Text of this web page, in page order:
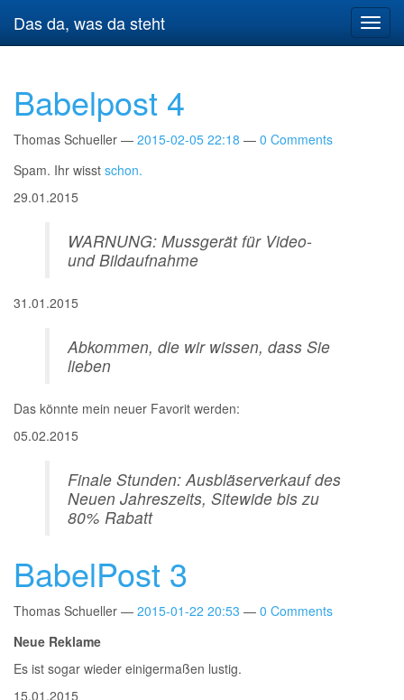
zum
Hauptinhalt
Das da, was da steht
Babelpost 4
Thomas Schueller 2015-02-05 22:18
0 Comments
Spam. Ihr wisst schon.
29.01.2015
WARNUNG: Mussgerät für Video-
und Bildaufnahme
31.01.2015
Abkommen, die wir wissen, dass Sie
lieben
Das könnte mein neuer Favorit werden:
05.02.2015
Finale Stunden: Ausbläserverkauf des
Neuen Jahreszeits, Sitewide bis zu
80% Rabatt
BabelPost 3
Thomas Schueller 2015-01-22 20:53
0 Comments
Neue Reklame
Es ist sogar wieder einigermaßen lustig.
15.01.2015